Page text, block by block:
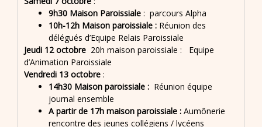
9h30 Maison Paroissiale : parcours Alpha
10h-12h Maison paroissiale : Réunion des
délégués d’Equipe Relais Paroissiale
Jeudi 12 octobre 20h maison paroissiale : Equipe
d’Animation Paroissiale
Vendredi 13 octobre :
14h30 Maison paroissiale : Réunion équipe
journal ensemble
A partir de 17h maison paroissiale : Aumônerie
rencontre des jeunes collégiens / lycéens